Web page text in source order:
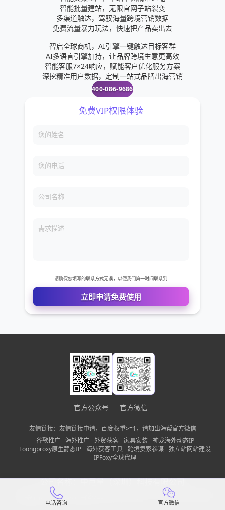
智能批量建站，无限官网子站裂变
多渠道触达，驾驭海量跨境营销数据
免费流量暴力玩法，快速把产品卖出去
智启全球商机，AI引擎一键触达目标客群
AI多语言引擎加持，让品牌跨境生意更高效
智能客服7×24响应，赋能客户优化服务方案
深挖精准用户数据，定制一站式品牌出海营销
400-086-9686
免费VIP权限体验
您的姓名
请确保您填写的联系方式无误，以便我们第一时间联系到
官方公众号 官方微信
友情链接：友情链接申请，百度权重>=1，请加出海帮官方微信
谷歌推广
海外推广 外贸获客 家具安装
神龙海外动态IP
Loongproxy原生静态IP 海外获客工具 跨境卖家参谋 独立站网站建设
IPFoxy全球代理
公司名称：中巨量（深圳）科技有限公司
备案信息：粤ICP备2022150197号-13 隐私政策
电话咨询 官方微信